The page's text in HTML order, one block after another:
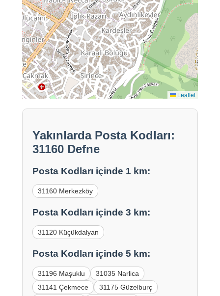
Leaflet
Yakınlarda Posta Kodları:
31160 Defne
Posta Kodları içinde 1 km:
31160 Merkezköy
Posta Kodları içinde 3 km:
31120 Küçükdalyan
Posta Kodları içinde 5 km:
31196 Maşuklu
31035 Narlica
31141 Çekmece
31175 Güzelburç